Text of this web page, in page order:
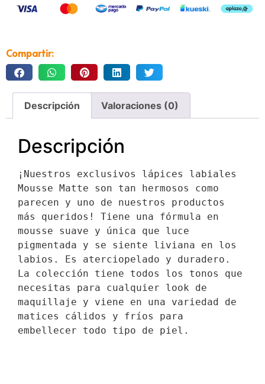
Compartir:
Descripción Valoraciones (0)
Descripción
¡Nuestros exclusivos lápices labiales
Mousse Matte son tan hermosos como
parecen y uno de nuestros productos
más queridos! Tiene una fórmula en
mousse suave y única que luce
pigmentada y se siente liviana en los
labios. Es aterciopelado y duradero.
La colección tiene todos los tonos que
necesitas para cualquier look de
maquillaje y viene en una variedad de
matices cálidos y fríos para
embellecer todo tipo de piel.